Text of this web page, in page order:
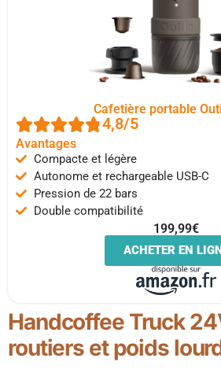
Cafetière portable
4,8/5
Avantages
Compacte et légère
Autonome et rechargeable USB-C
Pression de 22 bars
Double compatibilité
199,99€
ACHETER EN
Handcoffee Truck
routiers et poids